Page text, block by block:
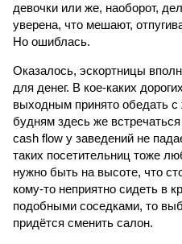
девочки или же, наоборот,
уверена, что мешают,
Но ошиблась.
Оказалось, эскортницы
для денег. В кое-каких
выходным принято обедать
будням здесь же
cash flow у заведений не
таких посетительниц тоже
нужно быть на высоте, что
кому-то неприятно сидеть в
подобными соседками, то
придётся сменить салон.